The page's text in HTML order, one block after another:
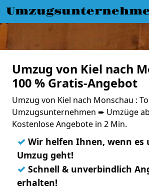
Umzug von Kiel nach
100 % Gratis-Angebot
Umzug von Kiel nach Monschau :
Umzugsunternehmen ➨ Umzüge
Kostenlose Angebote in 2 Min.
✓ Wir helfen Ihnen, wenn es
Umzug geht!
✓ Schnell & unverbindlich
erhalten!